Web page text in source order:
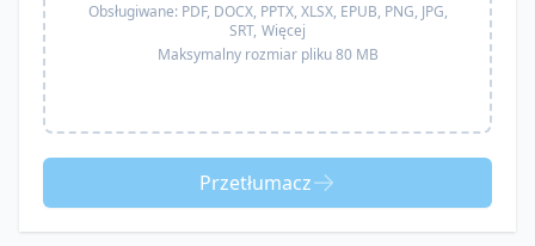
Obsługiwane: PDF, DOCX, PPTX, XLSX, EPUB, PNG, JPG,
SRT, Więcej
Maksymalny rozmiar pliku 80 MB
Przetłumacz